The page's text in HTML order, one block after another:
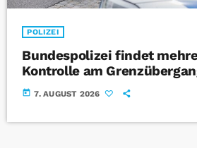
POLIZEI
Bundespolizei findet
Kontrolle am
today 7. AUGUST 2026